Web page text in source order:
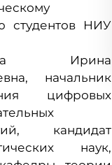
студентов НИУ
Ирина
начальник
цифровых
кандидат
наук,